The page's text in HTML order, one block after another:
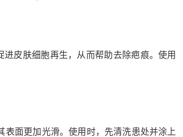
皮肤细胞再生，从而帮助去除疤痕。使用
面更加光滑。使用时，先清洗患处并涂上